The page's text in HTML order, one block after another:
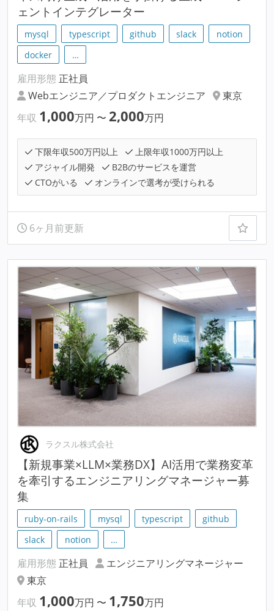
ェントインテグレーター
mysql typescript github slack
notion
docker
…
雇用形態 正社員
Webエンジニア／プロダクトエンジニア
東京
年収 1,000万円 〜 2,000万円
下限年収500万円以上
上限年収1000万円以上
アジャイル開発
B2Bのサービスを運営
CTOがいる
オンラインで選考が受けられる
6ヶ月前更新
ラクスル株式会社
【新規事業×LLM×業務DX】AI活用で業務変革
を牽引するエンジニアリングマネージャー募
集
ruby-on-rails mysql typescript
github
slack
notion …
雇用形態 正社員
エンジニアリングマネージャー
東京
年収 1,000万円 〜 1,750万円